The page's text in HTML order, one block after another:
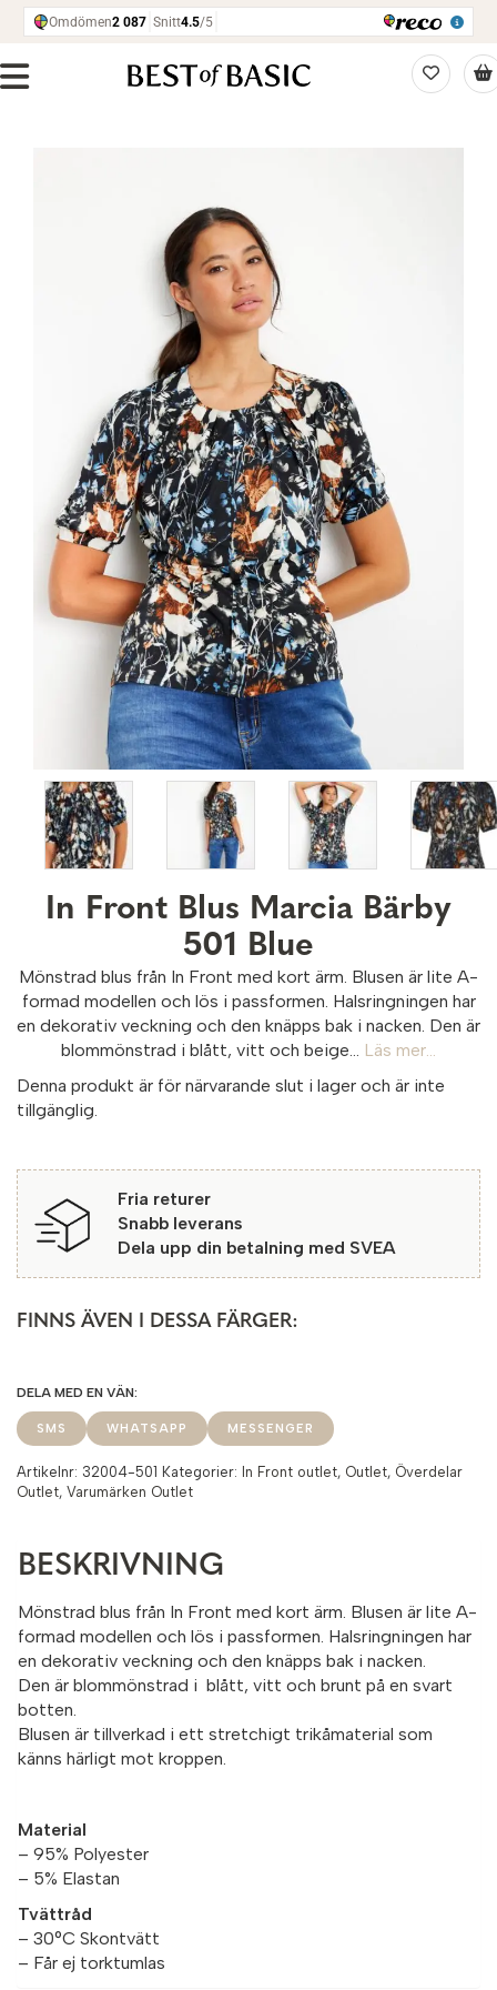
In Front Blus Marcia Bärby
501 Blue
Mönstrad blus från In Front med kort ärm. Blusen är lite A-
formad modellen och lös i passformen. Halsringningen har
en dekorativ veckning och den knäpps bak i nacken. Den är
blommönstrad i blått, vitt och beige... Läs mer...
Denna produkt är för närvarande slut i lager och är inte
tillgänglig.
Fria returer
Snabb leverans
Dela upp din betalning med SVEA
FINNS ÄVEN I DESSA FÄRGER:
SMS WHATSAPP MESSENGER
Artikelnr: 32004-501 Kategorier: In Front outlet, Outlet, Överdelar
Outlet, Varumärken Outlet
BESKRIVNING
Mönstrad blus från In Front med kort ärm. Blusen är lite A-
formad modellen och lös i passformen. Halsringningen har
en dekorativ veckning och den knäpps bak i nacken.
Den är blommönstrad i blått, vitt och brunt på en svart
botten.
Blusen är tillverkad i ett stretchigt trikåmaterial som
känns härligt mot kroppen.
Material
– 95% Polyester
– 5% Elastan
Tvättråd
– 30°C Skontvätt
– Får ej torktumlas